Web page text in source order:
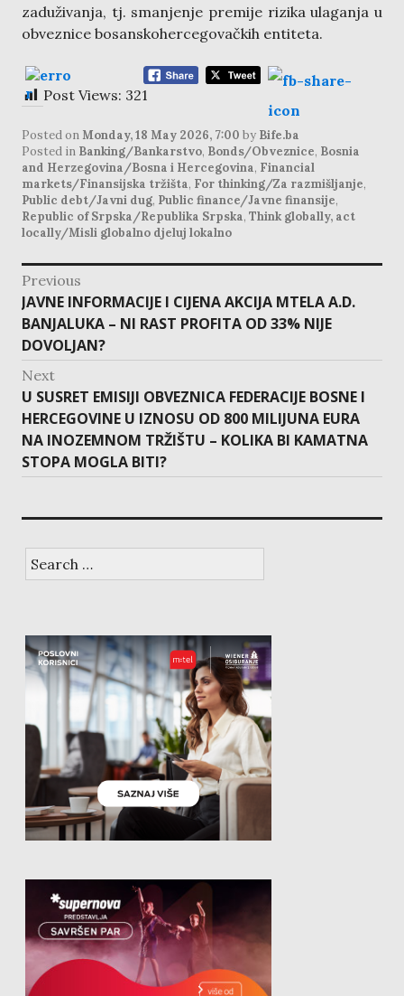
zaduživanja, tj. smanjenje premije rizika ulaganja u
obveznice bosanskohercegovačkih entiteta.
Post Views: 321
Posted on Monday, 18 May 2026, 7:00 by Bife.ba
Posted in Banking/Bankarstvo, Bonds/Obveznice, Bosnia
and Herzegovina/Bosna i Hercegovina, Financial
markets/Finansijska tržišta, For thinking/Za razmišljanje,
Public debt/Javni dug, Public finance/Javne finansije,
Republic of Srpska/Republika Srpska, Think globally, act
locally/Misli globalno djeluj lokalno
post
navigation
Previous
Previous
post:
JAVNE INFORMACIJE I CIJENA AKCIJA MTELA A.D.
BANJALUKA – NI RAST PROFITA OD 33% NIJE
DOVOLJAN?
Next
Next
post:
U SUSRET EMISIJI OBVEZNICA FEDERACIJE BOSNE I
HERCEGOVINE U IZNOSU OD 800 MILIJUNA EURA
NA INOZEMNOM TRŽIŠTU – KOLIKA BI KAMATNA
STOPA MOGLA BITI?
for: